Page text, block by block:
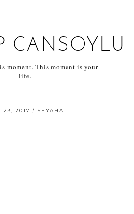
CANSOYLU
moment. This moment is your
life.
23, 2017 SEYAHAT